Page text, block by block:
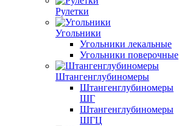
Рулетки
Угольники
Угольники лекальные
Угольники поверочные
Штангенглубиномеры
Штангенглубиномеры
ШГ
Штангенглубиномеры
ШГЦ